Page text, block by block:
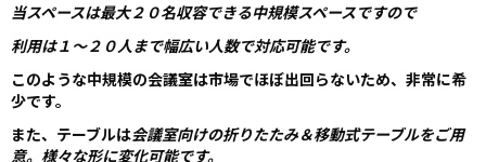
当スペースは最大２０名収容できる中規模スペースですので
利用は１～２０人まで幅広い人数で対応可能です。
このような中規模の会議室は市場でほぼ出回らないため、非常に希
少です。
また、テーブルは会議室向けの折りたたみ＆移動式テーブルをご用
意。様々な形に変化可能です。